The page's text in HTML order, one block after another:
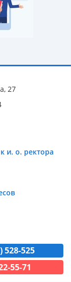
27
и. о. ректора
528-525
55-71